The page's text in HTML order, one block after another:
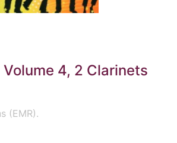
4, 2 Clarinets
(EMR).